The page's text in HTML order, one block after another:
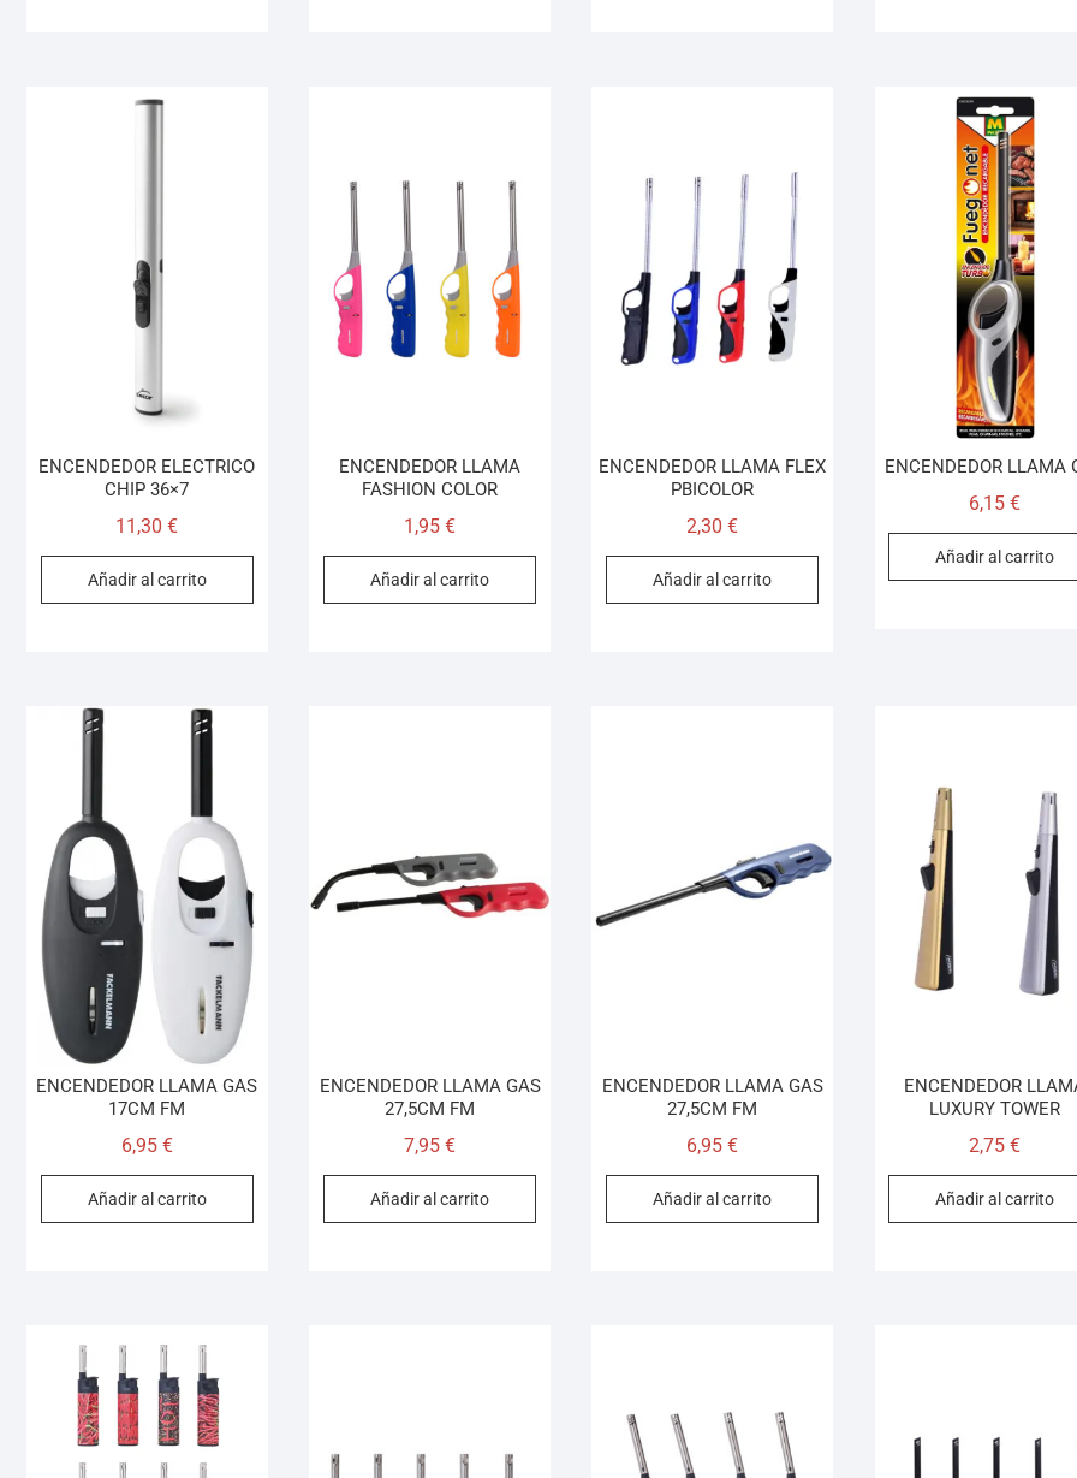
ENCENDEDOR ELECTRICO
CHIP 36×7
11,30€
Añadir al carrito
ENCENDEDOR LLAMA
FASHION COLOR
1,95€
Añadir al carrito
ENCENDEDOR LLAMA FLEX
PBICOLOR
2,30€
Añadir al carrito
ENCENDEDOR LLAMA
6,15€
Añadir al carrito
ENCENDEDOR LLAMA GAS
17CM FM
6,95 €
Añadir al carrito
ENCENDEDOR LLAMA GAS
27,5CM FM
7,95€
Añadir al carrito
ENCENDEDOR LLAMA GAS
27,5CM FM
6,95€
Añadir al carrito
ENCENDEDOR
LUXURY TOWER
2,75€
Añadir al carrito